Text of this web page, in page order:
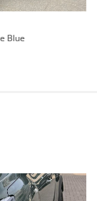
Blue